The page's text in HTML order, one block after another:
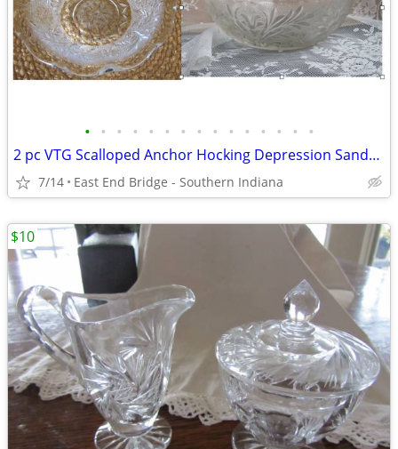
• • • • • • • • • • • • • • •
2 pc VTG Scalloped Anchor Hocking Depression Sandwich Glass Bowls
7/14 East End Bridge - Southern Indiana
$10